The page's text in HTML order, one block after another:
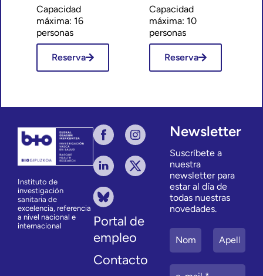
Capacidad
máxima: 16
personas
Reserva
Capacidad
máxima: 10
personas
Reserva
Instituto de
investigación
sanitaria de
excelencia, referencia
a nivel nacional e
internacional
Portal de
empleo
Contacto
Newsletter
Suscríbete a
nuestra
newsletter para
estar al día de
todas nuestras
novedades.